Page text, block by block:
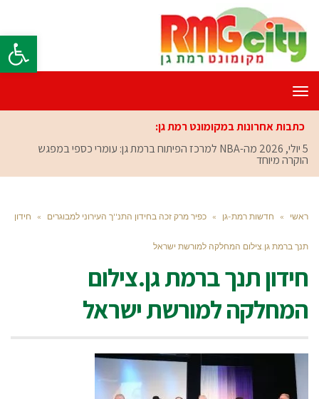
פתח
תפריט
כתבות אחרונות במקומונט רמת גן:
5 יולי, 2026
מה-NBA למרכז הפיתוח ברמת גן: עומרי כספי במפגש
הוקרה מיוחד
ראשי » חדשות רמת-גן » כפיר מרק זכה בחידון התנ''ך העירוני למבוגרים » חידון
תנך ברמת גן.צילום המחלקה למורשת ישראל
חידון תנך ברמת גן.צילום
המחלקה למורשת ישראל